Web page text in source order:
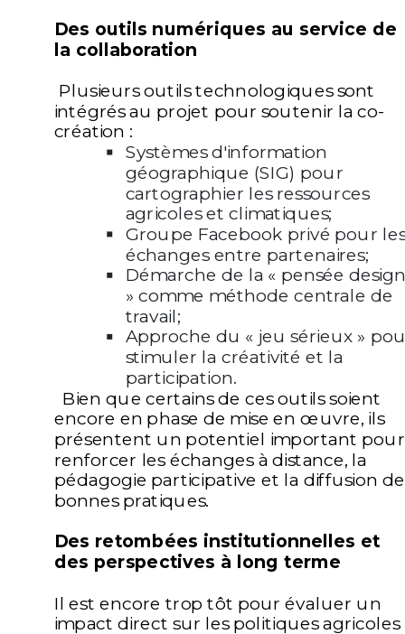
Des outils numériques au service de
la collaboration
Plusieurs outils technologiques sont
intégrés au projet pour soutenir laco-
création :
Systèmes d'information
géographique (SIG) pour
cartographier les ressources
agricoles et climatiques;
Groupe Facebook privé pour
échanges entre partenaires;
Démarche de la « pensée
» comme méthode centrale de
travail;
Approche du « jeu sérieux »
stimuler la créativité et la
participation.
Bien que certains de ces outils soient
encore en phase de mise en œuvre, ils
présentent un potentiel important pour
renforcer les échanges à distance, la
pédagogie participative et la diffusion
bonnes pratiques.
Des retombées institutionnelles et
des perspectives à long terme
Il est encore trop tôt pour évaluer un
impact direct sur les politiques agricoles